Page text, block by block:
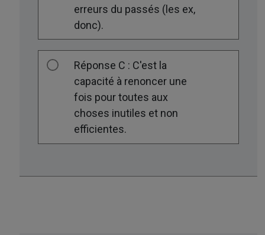
erreurs du passés (les ex,
donc).
Réponse C : C'est la
capacité à renoncer une
fois pour toutes aux
choses inutiles et non
efficientes.